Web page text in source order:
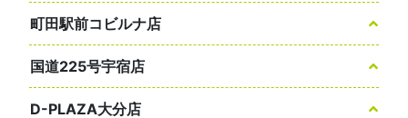
町田駅前コビルナ店
国道225号宇宿店
D-PLAZA大分店